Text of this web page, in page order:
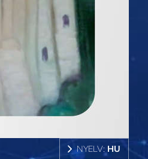
NYELV: HU